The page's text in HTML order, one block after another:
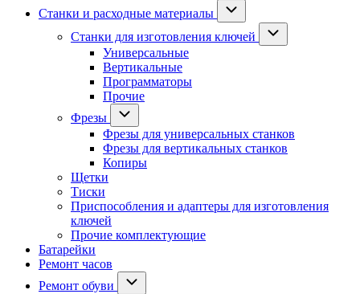
Станки и расходные материалы
Станки для изготовления ключей
Универсальные
Вертикальные
Программаторы
Прочие
Фрезы
Фрезы для универсальных станков
Фрезы для вертикальных станков
Копиры
Щетки
Тиски
Приспособления и адаптеры для изготовления
ключей
Прочие комплектующие
Батарейки
Ремонт часов
Ремонт обуви